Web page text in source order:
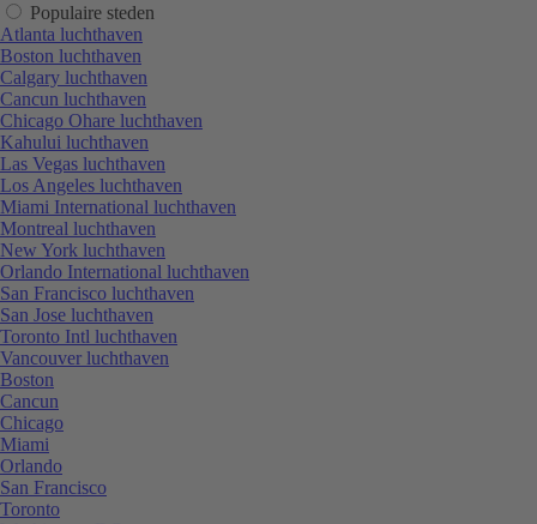
Populaire steden
Atlanta luchthaven
Boston luchthaven
Calgary luchthaven
Cancun luchthaven
Chicago Ohare luchthaven
Kahului luchthaven
Las Vegas luchthaven
Los Angeles luchthaven
Miami International luchthaven
Montreal luchthaven
New York luchthaven
Orlando International luchthaven
San Francisco luchthaven
San Jose luchthaven
Toronto Intl luchthaven
Vancouver luchthaven
Boston
Cancun
Chicago
Miami
Orlando
San Francisco
Toronto